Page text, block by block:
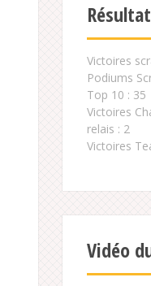
Victoires
Podiums
Top 10 : 35
Victoires
relais : 2
Victoires
Vidéo